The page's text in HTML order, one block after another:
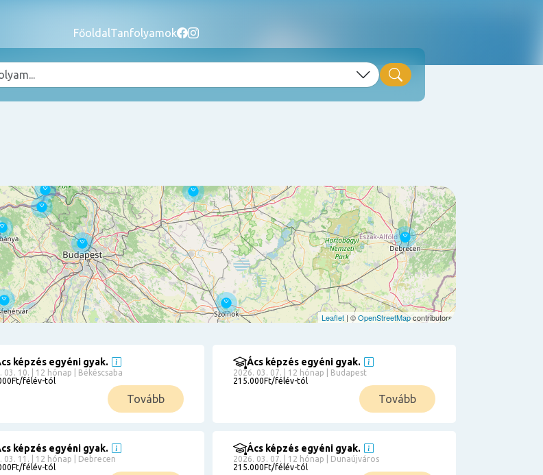
Főoldal Tanfolyamok
Leaflet | ©OpenStreetMapcontributors
képzés egyéni gyak.
03. 10. | 12 hónap | Békéscsaba
félév-tól
Tovább
Ács képzés egyéni gyak.
2026. 03. 07. | 12 hónap | Budapest
215.000Ft/félév-tól
Tovább
képzés egyéni gyak.
03. 11. | 12 hónap | Debrecen
félév-tól
Ács képzés egyéni gyak.
2026. 03. 07. | 12 hónap | Dunaújváros
215.000Ft/félév-tól